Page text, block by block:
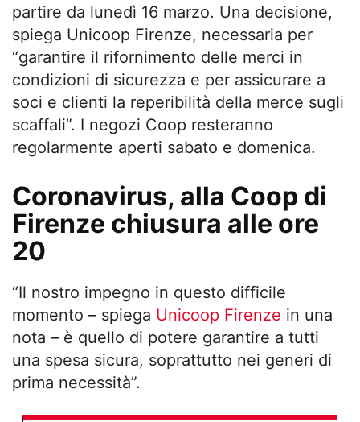
partire da lunedì 16 marzo. Una decisione,
spiega Unicoop Firenze, necessaria per
“garantire il rifornimento delle merci in
condizioni di sicurezza e per assicurare a
soci e clienti la reperibilità della merce sugli
scaffali”. I negozi Coop resteranno
regolarmente aperti sabato e domenica.
Coronavirus, alla Coop di
Firenze chiusura alle ore
20
“Il nostro impegno in questo difficile
momento – spiega Unicoop Firenze in una
nota – è quello di potere garantire a tutti
una spesa sicura, soprattutto nei generi di
prima necessità”.